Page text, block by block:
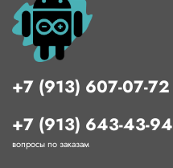
+7 (913) 607-07-72
+7 (913) 643-43-94
вопросы по заказам